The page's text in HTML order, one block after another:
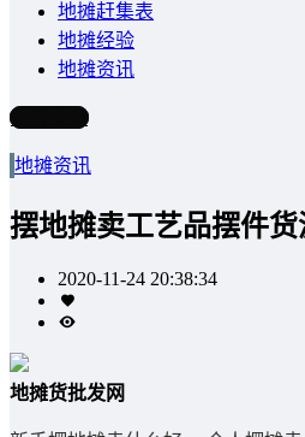
地摊赶集表
地摊经验
地摊资讯
写文章
地摊资讯
摆地摊卖工艺品摆件
2020-11-24 20:38:34
地摊货批发网